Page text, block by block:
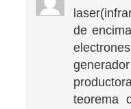
de
teorema